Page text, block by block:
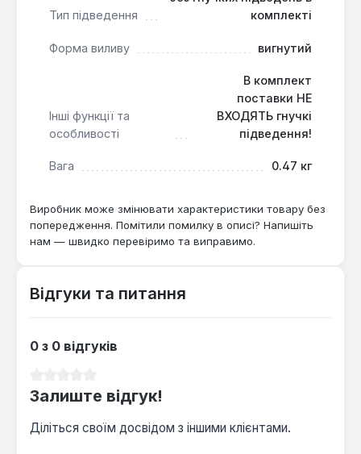
Як часто потрібно чистити аератор?
Аератор рекомендується промивати раз на
підтримує стабільну витрату 13 л/хв.
Тип підведення
комплекті
Форма виливу вигнутий
Інші функції та
особливості
В комплект
поставки НЕ
ВХОДЯТЬ гнучкі
підведення!
Вага 0.47 кг
Виробник може змінювати характеристики товару без
попередження. Помітили помилку в описі? Напишіть
нам — швидко перевіримо та виправимо.
Відгуки та питання
0 з 0 відгуків
Залиште відгук!
Діліться своїм досвідом з іншими клієнтами.